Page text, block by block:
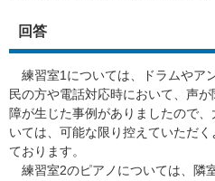
回答
練習室1については、ドラムやア
民の方や電話対応時において、声
障が生じた事例がありましたので
いては、可能な限り控えていただ
ております。
練習室2のピアノについては、隣